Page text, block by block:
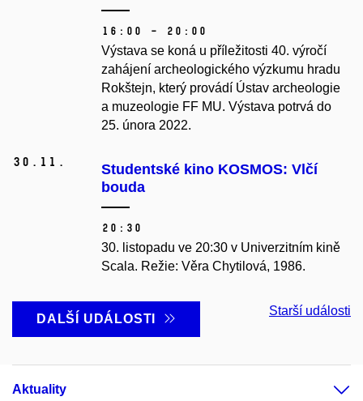
16:00 – 20:00
Výstava se koná u příležitosti 40. výročí
zahájení archeologického výzkumu hradu
Rokštejn, který provádí Ústav archeologie
a muzeologie FF MU. Výstava potrvá do
25. února 2022.
30. 11.
Studentské kino KOSMOS: Vlčí
bouda
20:30
30. listopadu ve 20:30 v Univerzitním kině
Scala. Režie: Věra Chytilová, 1986.
DALŠÍ UDÁLOSTI
Starší události
Aktuality